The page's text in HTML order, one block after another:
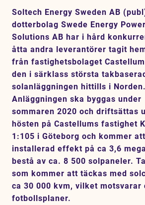
Karriär
Jobb
Kontakt
Soltech Energy Sweden AB
dotterbolag Swede Energy Power
Solutions AB har i hård
åtta andra leverantörer tagit
från fastighetsbolaget
den i särklass största
solanläggningen hittills i Norden.
Anläggningen ska byggas under
sommaren 2020 och driftsättas
hösten på Castellums fastighet
1:105 i Göteborg och kommer
installerad effekt på ca 3,6
bestå av ca. 8 500 solpaneler.
som kommer att täckas med
ca 30 000 kvm, vilket motsvarar
fotbollsplaner.